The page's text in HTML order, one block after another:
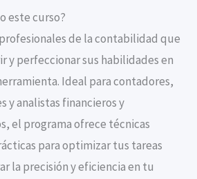
este curso?
de la contabilidad que
y perfeccionar sus habilidades en
Ideal para contadores,
y analistas financieros y
el programa ofrece técnicas
para optimizar tus tareas
la precisión y eficiencia en tu